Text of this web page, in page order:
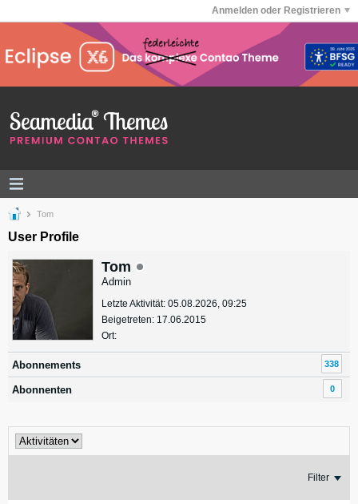
Anmelden oder Registrieren
Tom
User Profile
Tom
Admin
Letzte Aktivität: 05.08.2026, 09:25
Beigetreten: 17.06.2015
Ort:
Abonnements 338
Abonnenten 0
Filter